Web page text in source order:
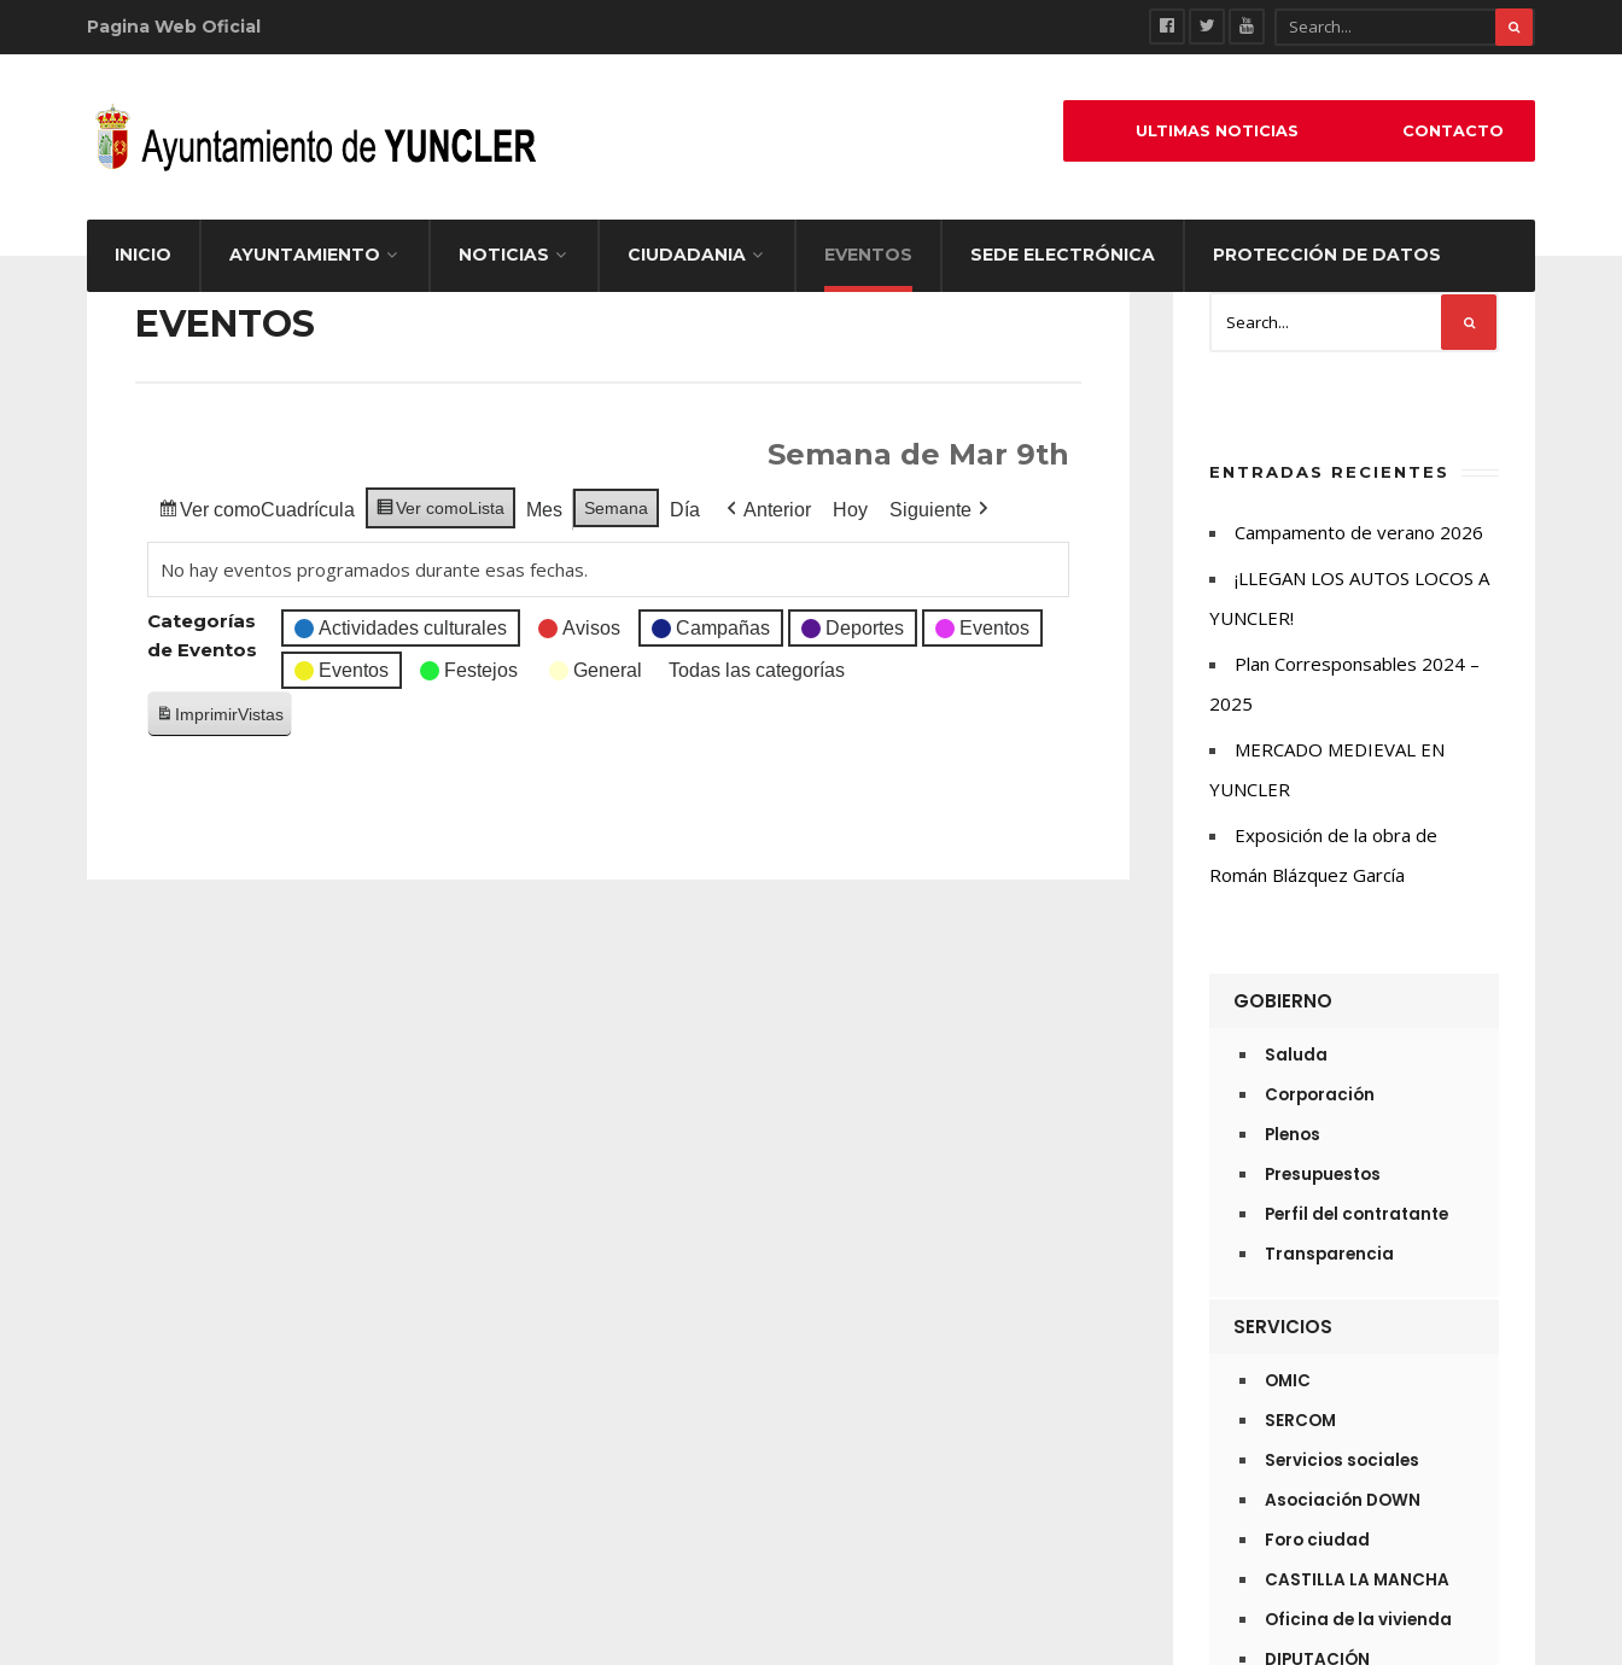
Pagina Web Oficial
INICIO AYUNTAMIENTO NOTICIAS CIUDADANIA EVENTOS SEDE ELECTRÓNICA PROTECCIÓN DE DATOS
ULTIMAS NOTICIAS CONTACTO
EVENTOS
Semana de Mar 9th
Ver comoCuadrícula Ver comoLista Mes Semana Día Anterior Hoy Siguiente
No hay eventos programados durante esas fechas.
Categorías
de Eventos
Actividades culturales Avisos Campañas Deportes Eventos
Eventos Festejos General Todas las categorías
ImprimirVistas
ENTRADAS RECIENTES
Campamento de verano 2026
¡LLEGAN LOS AUTOS LOCOS A
YUNCLER!
Plan Corresponsables 2024 –
2025
MERCADO MEDIEVAL EN
YUNCLER
Exposición de la obra de
Román Blázquez García
GOBIERNO
Saluda
Corporación
Plenos
Presupuestos
Perfil del contratante
Transparencia
SERVICIOS
OMIC
SERCOM
Servicios sociales
Asociación DOWN
Foro ciudad
CASTILLA LA MANCHA
Oficina de la vivienda
DIPUTACIÓN